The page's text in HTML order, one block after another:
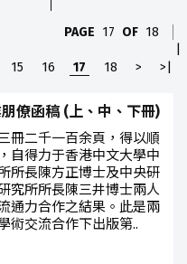
PAGE 17 OF 18
15 16 17 18 > >|
僚函稿 (上、中、下冊)
冊二千一百余頁，得以順
自得力于香港中文大學中
所長陳方正博士及中央研
究所所長陳三井博士兩人
通力合作之結果。此是兩
術交流合作下出版第..